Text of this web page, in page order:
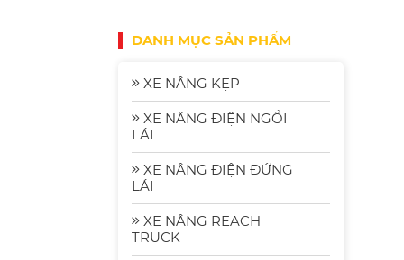
DANH MỤC SẢN PHẨM
XE NÂNG KẸP
XE NÂNG ĐIỆN NGỒI
LÁI
XE NÂNG ĐIỆN ĐỨNG
LÁI
XE NÂNG REACH
TRUCK
2.5 Tấn
Komat'su FE25-2
Bãi Gia Rẻ
Liên hệ